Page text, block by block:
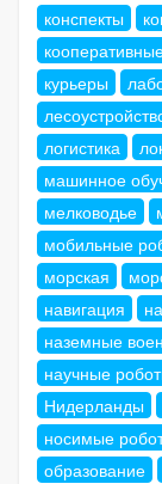
конспекты
курьеры
логистика
машинное
мелководье
мобильные
морская
навигация
наземные
научные
Нидерланды
носимые
образование